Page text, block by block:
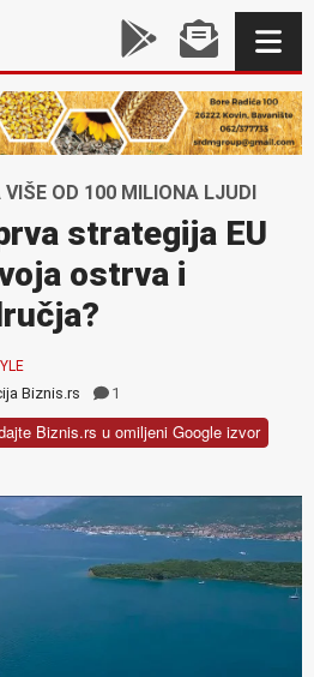
OD 100 MILIONA LJUDI
strategija EU
ostrva i
Biznis.rs 1
Biznis.rs u omiljeni Google izvor